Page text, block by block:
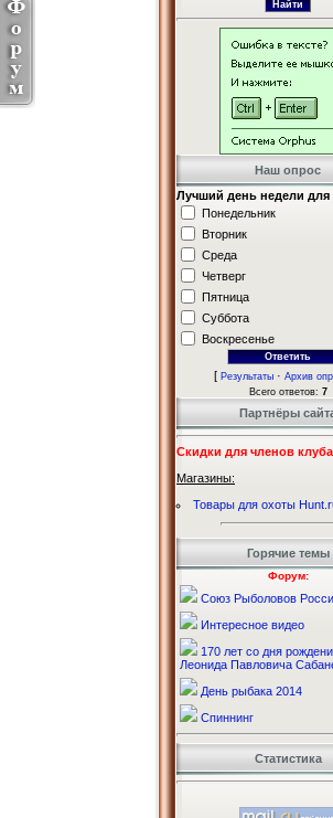
Наш опрос
Лучший день недели
Понедельник
Вторник
Среда
Четверг
Пятница
Суббота
Воскресенье
[ Результаты · Архив
Всего ответов: 7
Партнёры
Скидки для членов
Магазины:
Товары для охоты
Горячие темы
Форум:
Союз Рыболовов
Интересное видео
170 лет со дня
Леонида Павловича
День рыбака 2014
Спиннинг
Статистика